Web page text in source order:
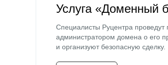
Услуга «Доменный
Специалисты Руцентра проведут
администратором домена о его
и организуют безопасную сделку.